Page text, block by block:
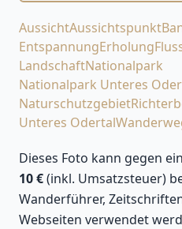
AussichtAussichtspunkt
EntspannungErholung
LandschaftNationalpark
Nationalpark Unteres
Naturschutzgebiet
Unteres Odertal
Dieses Foto kann gegen
10 €(inkl. Umsatzsteuer)
Wanderführer,
Webseiten verwendet